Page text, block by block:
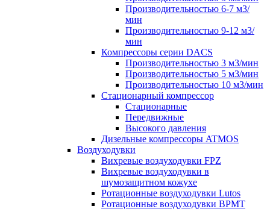
Производительностью 6-7 м3/
мин
Производительностью 9-12 м3/
мин
Компрессоры серии DACS
Производительностью 3 м3/мин
Производительностью 5 м3/мин
Производительностью 10 м3/мин
Стационарный компрессор
Стационарные
Передвижные
Высокого давления
Дизельные компрессоры ATMOS
Воздуходувки
Вихревые воздуходувки FPZ
Вихревые воздуходувки в
шумозащитном кожухе
Ротационные воздуходувки Lutos
Ротационные воздуходувки ВРМТ